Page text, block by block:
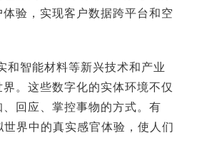
验，实现客户数据跨平台和空
和智能材料等新兴技术和产业
。这些数字化的实体环境不仅
回应、掌控事物的方式。有
界中的真实感官体验，使人们